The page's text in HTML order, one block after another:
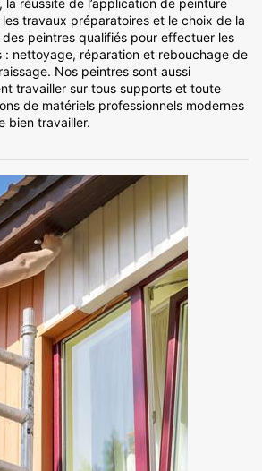
la réussite de l’application de peinture
travaux préparatoires et le choix de la
peintres qualifiés pour effectuer les
nettoyage, réparation et rebouchage de
Nos peintres sont aussi
travailler sur tous supports et toute
de matériels professionnels modernes
bien travailler.